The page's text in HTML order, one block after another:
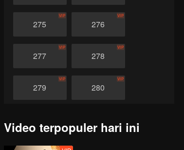
275
VIP
276
VIP
277
VIP
278
VIP
279
VIP
280
VIP
Video terpopuler hari ini